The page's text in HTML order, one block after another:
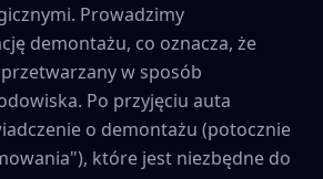
Prowadzimy
demontażu, co oznacza, że
w sposób
Po przyjęciu auta
o demontażu (potocznie
które jest niezbędne do